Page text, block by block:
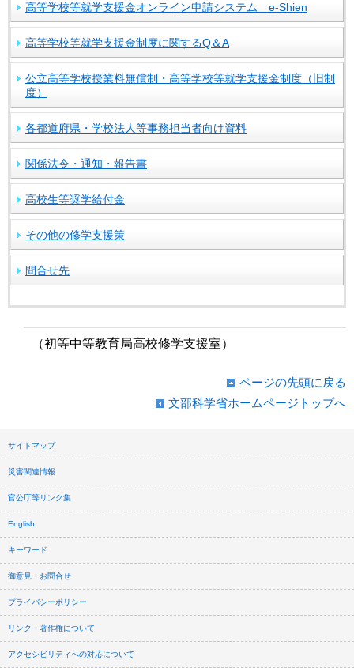
高等学校等就学支援金オンライン申請システム e-Shien
高等学校等就学支援金制度に関するQ＆A
公立高等学校授業料無償制・高等学校等就学支援金制度（旧制
度）
各都道府県・学校法人等事務担当者向け資料
関係法令・通知・報告書
高校生等奨学給付金
その他の修学支援策
問合せ先
（初等中等教育局高校修学支援室）
ページの先頭に戻る
文部科学省ホームページトップへ
サイトマップ
災害関連情報
官公庁等リンク集
English
キーワード
御意見・お問合せ
プライバシーポリシー
リンク・著作権について
アクセシビリティへの対応について